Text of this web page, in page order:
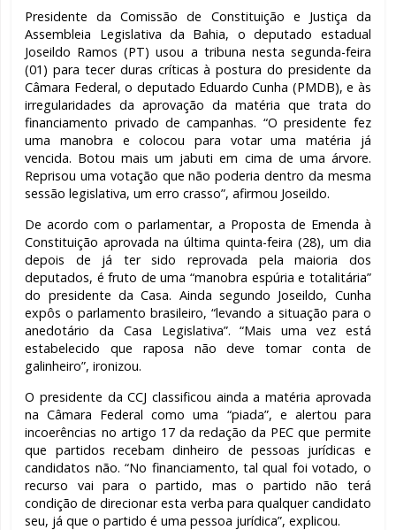
Presidente da Comissão de Constituição e Justiça da
Assembleia Legislativa da Bahia, o deputado estadual
Joseildo Ramos (PT) usou a tribuna nesta segunda-feira
(01) para tecer duras críticas à postura do presidente da
Câmara Federal, o deputado Eduardo Cunha (PMDB), e às
irregularidades da aprovação da matéria que trata do
financiamento privado de campanhas. “O presidente fez
uma manobra e colocou para votar uma matéria já
vencida. Botou mais um jabuti em cima de uma árvore.
Reprisou uma votação que não poderia dentro da mesma
sessão legislativa, um erro crasso”, afirmou Joseildo.
De acordo com o parlamentar, a Proposta de Emenda à
Constituição aprovada na última quinta-feira (28), um dia
depois de já ter sido reprovada pela maioria dos
deputados, é fruto de uma “manobra espúria e totalitária”
do presidente da Casa. Ainda segundo Joseildo, Cunha
expôs o parlamento brasileiro, “levando a situação para o
anedotário da Casa Legislativa”. “Mais uma vez está
estabelecido que raposa não deve tomar conta de
galinheiro”, ironizou.
O presidente da CCJ classificou ainda a matéria aprovada
na Câmara Federal como uma “piada”, e alertou para
incoerências no artigo 17 da redação da PEC que permite
que partidos recebam dinheiro de pessoas jurídicas e
candidatos não. “No financiamento, tal qual foi votado, o
recurso vai para o partido, mas o partido não terá
condição de direcionar esta verba para qualquer candidato
seu, já que o partido é uma pessoa jurídica”, explicou.